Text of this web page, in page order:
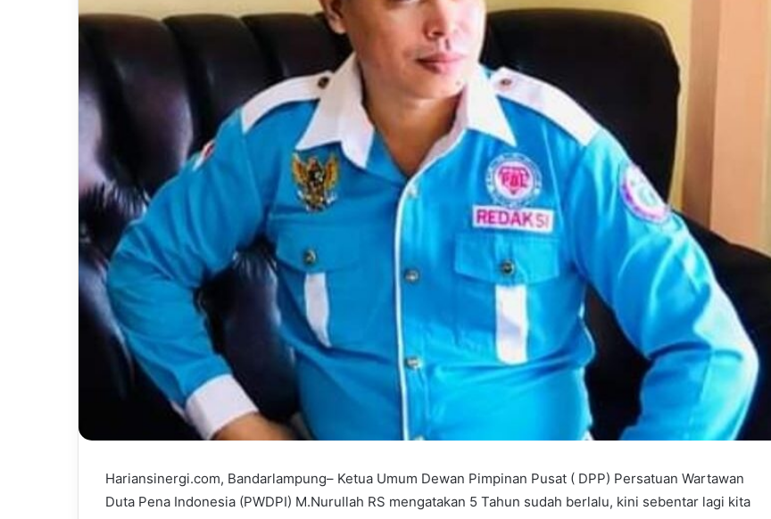
Hariansinergi.com, Bandarlampung– Ketua Umum Dewan Pimpinan Pusat ( DPP) Persatuan Wartawan
Duta Pena Indonesia (PWDPI) M.Nurullah RS mengatakan 5 Tahun sudah berlalu, kini sebentar lagi kita